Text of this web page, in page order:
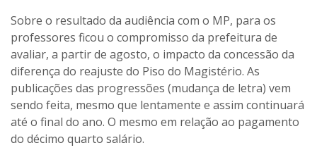
Sobre o resultado da audiência com o MP, para os
professores ficou o compromisso da prefeitura de
avaliar, a partir de agosto, o impacto da concessão da
diferença do reajuste do Piso do Magistério. As
publicações das progressões (mudança de letra) vem
sendo feita, mesmo que lentamente e assim continuará
até o final do ano. O mesmo em relação ao pagamento
do décimo quarto salário.